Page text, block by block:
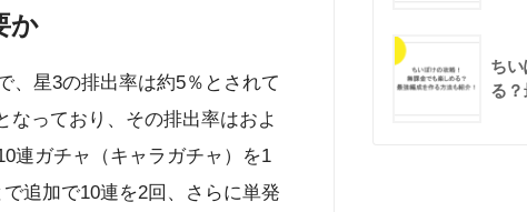
か
、星3の排出率は約5％とされて
なっており、その排出率はおよ
連ガチャ（キャラガチャ）を1
追加で10連を2回、さらに単発
ち
る